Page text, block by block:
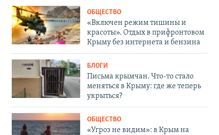
ОБЩЕСТВО
«Включен режим тишины и
красоты». Отдых в прифронтовом
Крыму без интернета и бензина
БЛОГИ
Письма крымчан. Что-то стало
меняться в Крыму: где же теперь
укрыться?
ОБЩЕСТВО
«Угроз не видим»: в Крым на